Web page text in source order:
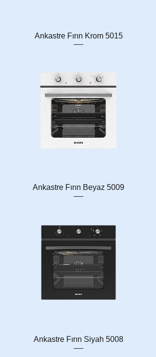
Ankastre Fırın Krom 5015
Ankastre Fırın Beyaz 5009
Ankastre Fırın Siyah 5008